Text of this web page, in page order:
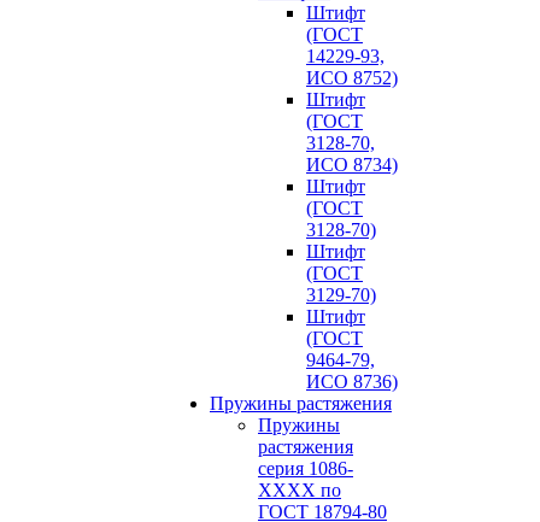
Штифт
(ГОСТ
14229-93,
ИСО 8752)
Штифт
(ГОСТ
3128-70,
ИСО 8734)
Штифт
(ГОСТ
3128-70)
Штифт
(ГОСТ
3129-70)
Штифт
(ГОСТ
9464-79,
ИСО 8736)
Пружины растяжения
Пружины
растяжения
серия 1086-
ХХХХ по
ГОСТ 18794‑80